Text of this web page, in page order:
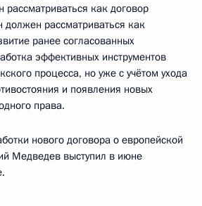
рассматриваться как договор
должен рассматриваться как
ранее согласованных
эффективных инструментов
процесса, но уже с учётом ухода
и появления новых
права.
нового договора о европейской
Медведев выступил в июне